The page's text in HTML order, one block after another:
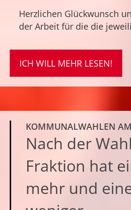
Herzlichen Glückwunsch
der Arbeit für die die
ICH WILL MEHR LESEN!
KOMMUNALWAHLEN
Nach der
Fraktion hat
mehr und